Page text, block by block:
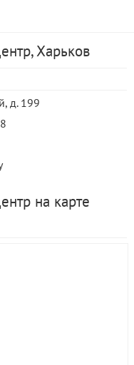
Харьков
д. 199
на карте